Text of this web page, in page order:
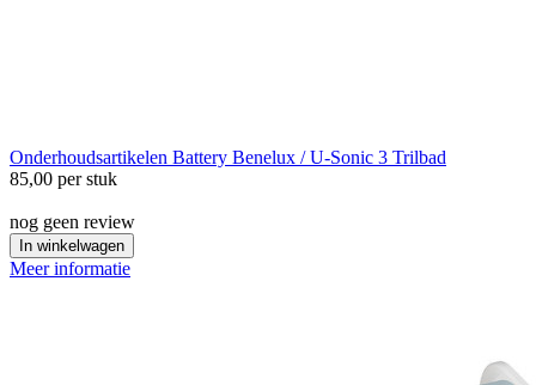
Onderhoudsartikelen Battery Benelux / U-Sonic 3 Trilbad
85,00 per stuk
nog geen review
In winkelwagen
Meer informatie